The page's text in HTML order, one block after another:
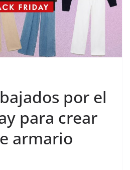
por el
para crear
armario